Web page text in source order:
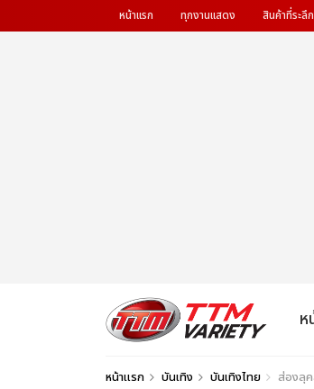
หน้าแรก ทุกงานแสดง สินค้าที่ระลึก
ห
หน้าแรก บันเทิง บันเทิงไทย ส่องลุ